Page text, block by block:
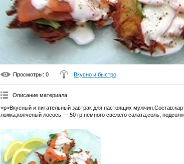
Просмотры: 0 Вкусно и быстро
Описание материала:
<p>Вкусный и питательный завтрак для настоящих
ложка;копченый лосось — 50 гр;немного свежего салата;соль,